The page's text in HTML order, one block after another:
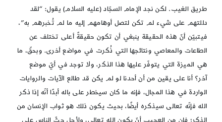
طريق الغيب. لكن نجد الإمام السجّاد (عليه السلام) يقول: “لقد
دللتهم على شيء لم تكن لتصل أوهامهم إليه ما لم تُخبرهم به”،
فيتبيّن أنّ هذه الحقيقة ينبغي أن تكون حقيقةً أعلى تختلف عن
الطاعات والمعاصي ونتائجها التي ذُكرت في مواضع أخرى. وبحقّ، ما
هي الميزة التي يتوفّر عليها هذا الذكر، ولا توجد في أيّ موضع
آخر؟ أنا على يقين من أن أحدنا لو لم يكن قد طالع الآيات والروايات
الواردة في هذا المجال، فإنه ما كان سيخطر على باله أبدًا أنّه إذا ذكر
الله فإنّه تعالى سيذكره أيضًا، بحيث يكون ذلك هو ثواب الإنسان من
الذكر؛ فإن من العجيب أنّ يكون الله تعالى، ولأجل حثّ الناس على